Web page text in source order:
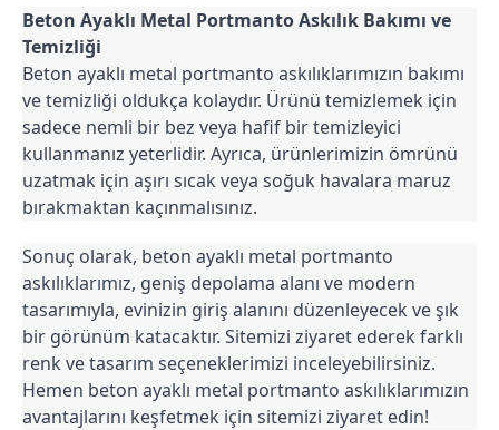
Beton Ayaklı Metal Portmanto Askılık Bakımı ve
Temizliği
Beton ayaklı metal portmanto askılıklarımızın bakımı
ve temizliği oldukça kolaydır. Ürünü temizlemek için
sadece nemli bir bez veya hafif bir temizleyici
kullanmanız yeterlidir. Ayrıca, ürünlerimizin ömrünü
uzatmak için aşırı sıcak veya soğuk havalara maruz
bırakmaktan kaçınmalısınız.
Sonuç olarak, beton ayaklı metal portmanto
askılıklarımız, geniş depolama alanı ve modern
tasarımıyla, evinizin giriş alanını düzenleyecek ve şık
bir görünüm katacaktır. Sitemizi ziyaret ederek farklı
renk ve tasarım seçeneklerimizi inceleyebilirsiniz.
Hemen beton ayaklı metal portmanto askılıklarımızın
avantajlarını keşfetmek için sitemizi ziyaret edin!